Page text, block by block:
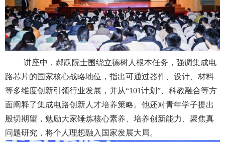
讲座中，郝跃院士围绕立德树人根本任务，强调集成电
路芯片的国家核心战略地位，指出可通过器件、设计、材料
等多维度创新引领行业发展，并从“101计划”、科教融合等方
面阐释了集成电路创新人才培养策略。他还对青年学子提出
殷切期望，勉励大家锤炼核心素养、培养创新能力、聚焦真
问题研究，将个人理想融入国家发展大局。